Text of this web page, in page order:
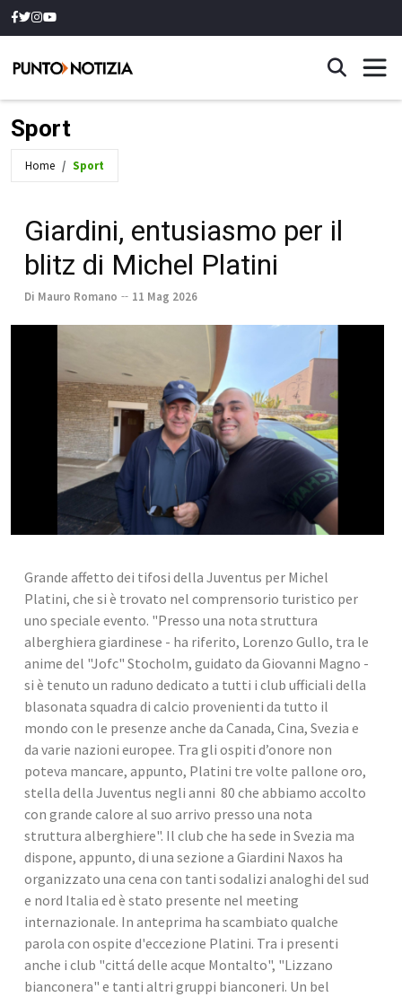
Sport
Home Sport
Giardini, entusiasmo per il
blitz di Michel Platini
Di Mauro Romano 11 Mag 2026
Grande affetto dei tifosi della Juventus per Michel
Platini, che si è trovato nel comprensorio turistico per
uno speciale evento. "Presso una nota struttura
alberghiera giardinese - ha riferito, Lorenzo Gullo, tra le
anime del "Jofc" Stocholm, guidato da Giovanni Magno -
si è tenuto un raduno dedicato a tutti i club ufficiali della
blasonata squadra di calcio provenienti da tutto il
mondo con le presenze anche da Canada, Cina, Svezia e
da varie nazioni europee. Tra gli ospiti d’onore non
poteva mancare, appunto, Platini tre volte pallone oro,
stella della Juventus negli anni  80 che abbiamo accolto
con grande calore al suo arrivo presso una nota
struttura alberghiere". Il club che ha sede in Svezia ma
dispone, appunto, di una sezione a Giardini Naxos ha
organizzato una cena con tanti sodalizi analoghi del sud
e nord Italia ed è stato presente nel meeting
internazionale. In anteprima ha scambiato qualche
parola con ospite d'eccezione Platini. Tra i presenti
anche i club "cittá delle acque Montalto", "Lizzano
bianconera" e tanti altri gruppi bianconeri. Un bel